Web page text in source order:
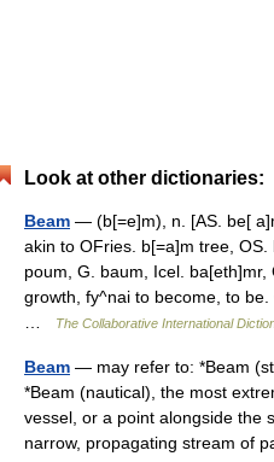
Look at other dictionaries:
Beam — (b[=e]m), n. [AS. be[
akin to OFries. b[=a]m tree, OS.
poum, G. baum, Icel.
growth, fy^nai to become, to
The Collaborative International
Beam — may refer to: *Beam
*Beam (nautical), the most
vessel, or a point alongside the
narrow, propagating stream of